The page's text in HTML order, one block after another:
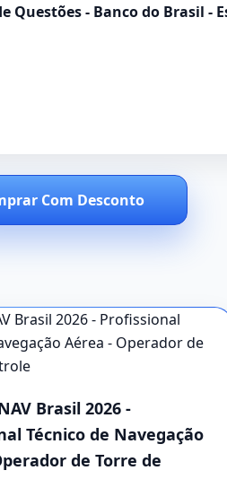
Questões - Banco do Brasil -
Com Desconto
Brasil 2026 -
Técnico de Navegação
de Torre de